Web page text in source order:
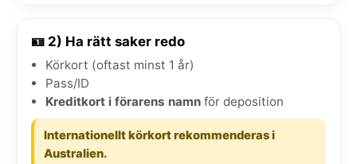
🪪 2) Ha rätt saker redo
Körkort (oftast minst 1 år)
Pass/ID
Kreditkort i förarens namn för deposition
Internationellt körkort rekommenderas i
Australien.